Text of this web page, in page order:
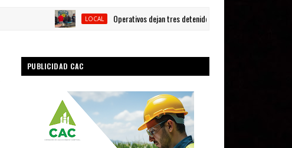
LOCAL Operativos dejan tres detenidos y siete armas ocupadas en
PUBLICIDAD CAC